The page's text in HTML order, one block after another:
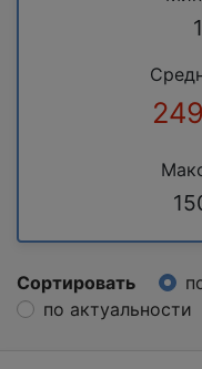
1
Сортировать
по актуальности